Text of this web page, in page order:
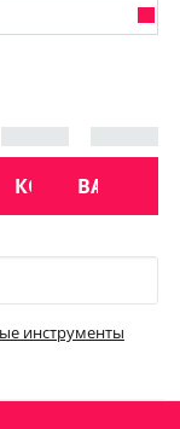
КОНТАКТЫ
УСЛУГИ
инструменты